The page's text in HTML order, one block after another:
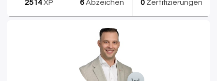
2514 XP 6 Abzeichen 0 Zertifizierungen